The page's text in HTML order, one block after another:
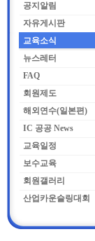
공지알림
자유게시판
교육소식
뉴스레터
FAQ
회원제도
해외연수(일본편)
IC 공공 News
교육일정
보수교육
회원갤러리
산업카운슬링대회